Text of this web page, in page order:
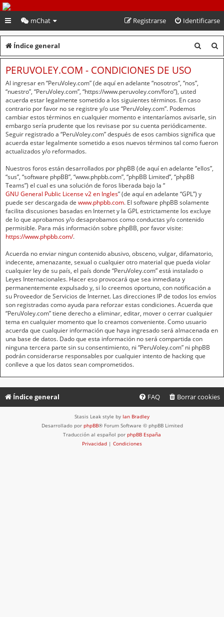
PeruVoley.com
mChat Identificarse
Registrarse
Índice general
u
u
r
PERUVOLEY.COM - CONDICIONES DE USO
Al ingresar en “PeruVoley.com” (de aquí en adelante “nosotros”, “nos”,
“nuestro”, “PeruVoley.com”, “https://www.peruvoley.com/foro”), usted
acuerda estar legalmente sometido a los siguientes términos. En caso
contrario por favor no se registre y/o use “PeruVoley.com”. Podemos
cambiar estos términos en cualquier momento e intentaríamos avisarle, sin
embargo sería prudente que los revisase por su cuenta periódicamente.
Seguir registrado a “PeruVoley.com” después de esos cambios significa que
acuerda estar legalmente sometido a esos nuevos términos tal como fueron
actualizados y/o reformados.
Nuestros foros están desarrollados por phpBB (de aquí en adelante “ellos”,
“sus”, “software phpBB”, “www.phpbb.com”, “phpBB Limited”, “phpBB
Teams”) el cual es una solución de foros liberada bajo la “
GNU General Public License v2 en Ingles” (de aquí en adelante “GPL”) y
puede ser descargada de www.phpbb.com. El software phpBB solamente
facilita discusiones basadas en Internet y la GPL estrictamente los excluye
de lo que aprobamos y/o desaprobamos como conductas y/o contenido
permisible. Para más información sobre phpBB, por favor visite:
https://www.phpbb.com/.
Acuerda no enviar ningun contenido abusivo, obsceno, vulgar, difamatorio,
indecente, amenazante, sexual o cualquier otro material que pueda violar
cualquier ley de su país, el país donde “PeruVoley.com” está instalado o
Leyes Internacionales. Hacer eso provocará que sea inmediata y
permanentemente expulsado y, si lo creemos oportuno, con notificación a
su Proveedor de Servicios de Internet. Las direcciones IP de todos los envíos
son registradas como ayuda para reforzar estas condiciones. Acuerda que
“PeruVoley.com” tiene derecho a eliminar, editar, mover o cerrar cualquier
tema en cualquier momento que lo creamos conveniente. Como usuario
acuerda que cualquier información que haya ingresado será almacenada en
una base de datos. Dado que esta información no será compartida con
ninguna tercera parte sin su consentimiento, ni “PeruVoley.com” ni phpBB
podrán considerarse responsables por cualquier intento de hacking que
conlleve a que los datos sean comprometidos.
Índice general Borrar cookies
FAQ
Stasis Leak style by Ian Bradley
Desarrollado por phpBB® Forum Software © phpBB Limited
Traducción al español por phpBB España
Privacidad | Condiciones